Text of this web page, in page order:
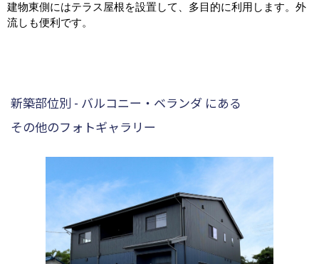
建物東側にはテラス屋根を設置して、多目的に利用します。外
流しも便利です。
新築部位別 - バルコニー・ベランダ にある
その他のフォトギャラリー